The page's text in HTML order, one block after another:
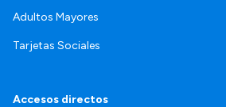
Adultos Mayores
Tarjetas Sociales
Accesos directos